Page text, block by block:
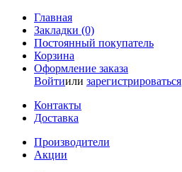
Главная
Закладки (0)
Постоянный покупатель
Корзина
Оформление заказа
Войтиили зарегистрироваться
Контакты
Доставка
Производители
Акции